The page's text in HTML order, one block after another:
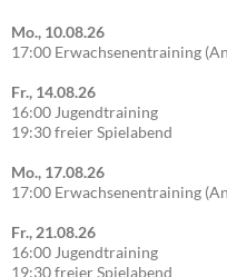
Mo., 10.08.26
17:00 Erwachsenentraining
Fr., 14.08.26
16:00 Jugendtraining
19:30 freier Spielabend
Mo., 17.08.26
17:00 Erwachsenentraining
Fr., 21.08.26
16:00 Jugendtraining
19:30 freier Spielabend